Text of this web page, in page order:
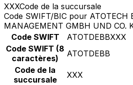
XXXCode de la succursale
Code SWIFT/BIC pour ATOTECH
MANAGEMENT GMBH UND CO.
Code SWIFT
ATOTDEBBXXX
Code SWIFT (8
caractères)
ATOTDEBB
Code de la
succursale
XXX